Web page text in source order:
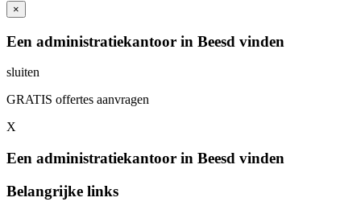
×
Een administratiekantoor in Beesd vinden
sluiten
GRATIS offertes aanvragen
X
Een administratiekantoor in Beesd vinden
Belangrijke links